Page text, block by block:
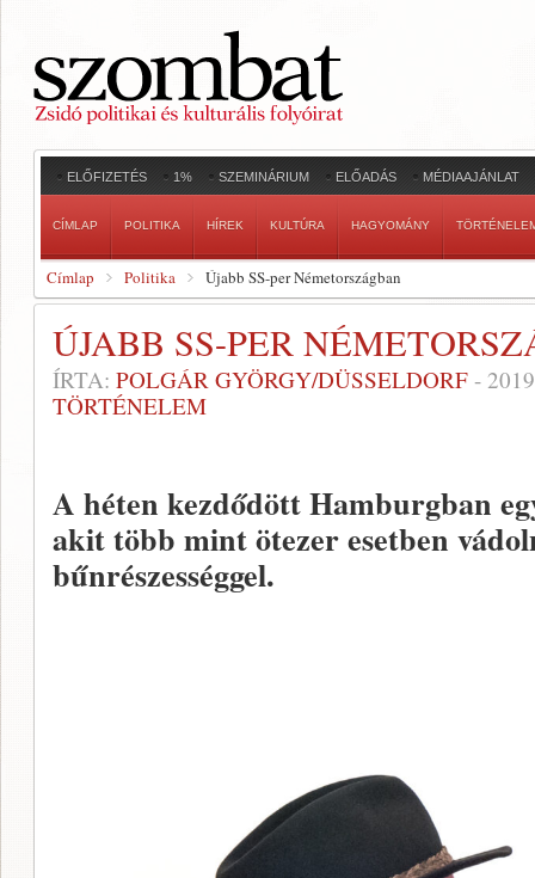
ELŐFIZETÉS 1% SZEMINÁRIUM ELŐADÁS MÉDIAAJÁNLAT
CÍMLAP POLITIKA HÍREK KULTÚRA HAGYOMÁNY
Címlap Politika Újabb SS-per Németországban
ÚJABB SS-PER
ÍRTA: POLGÁR GYÖRGY/DÜSSELDORF -
TÖRTÉNELEM
A héten kezdődött Hamburgban
akit több mint ötezer esetben
bűnrészességgel.